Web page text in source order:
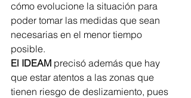
cómo evolucione la situación para
poder tomar las medidas que sean
necesarias en el menor tiempo
posible.
El IDEAM precisó además que hay
que estar atentos a las zonas que
tienen riesgo de deslizamiento, pues